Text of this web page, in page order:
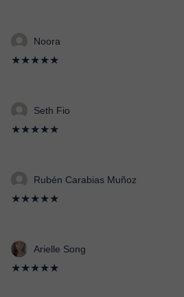
Noora
★★★★★
Seth Fio
★★★★★
Rubén Carabias Muñoz
★★★★★
Arielle Song
★★★★★